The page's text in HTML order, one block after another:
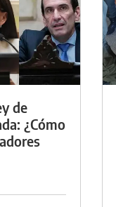
de
¿Cómo